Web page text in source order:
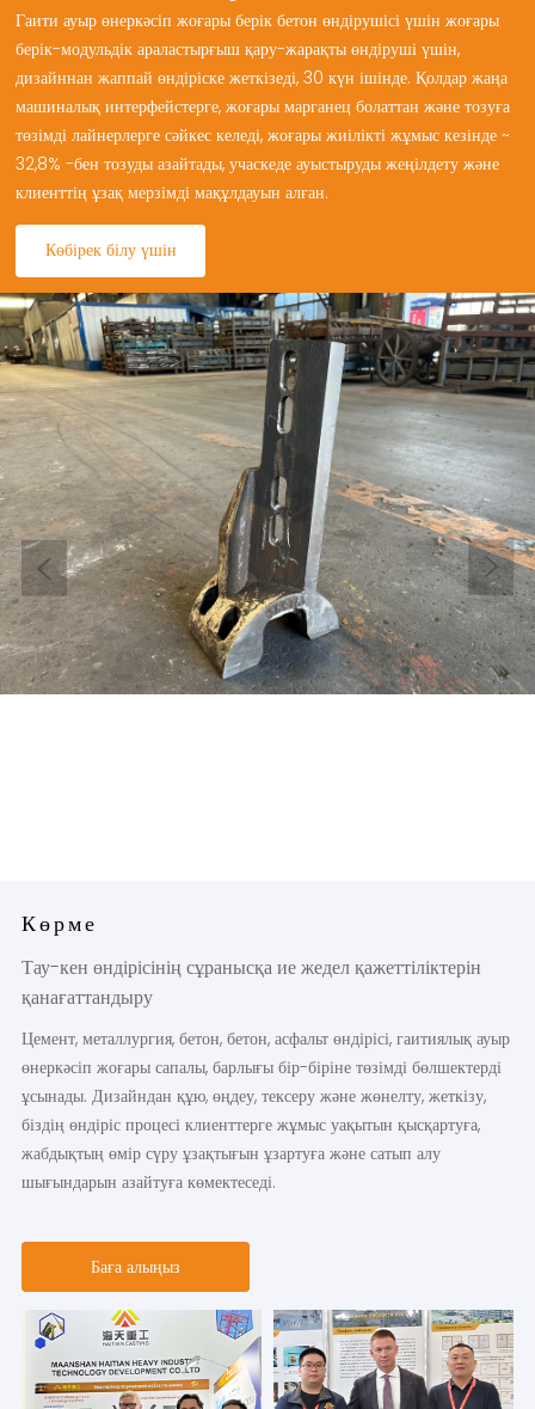
Гаити ауыр өнеркәсіп жоғары берік бетон өндірушісі үшін жоғары
берік-модульдік араластырғыш қару-жарақты өндіруші үшін,
дизайннан жаппай өндіріске жеткізеді, 30 күн ішінде. Қолдар жаңа
машиналық интерфейстерге, жоғары марганец болаттан және тозуға
төзімді лайнерлерге сәйкес келеді, жоғары жиілікті жұмыс кезінде ~
32,8% -бен тозуды азайтады, учаскеде ауыстыруды жеңілдету және
клиенттің ұзақ мерзімді мақұлдауын алған.
Көбірек білу үшін
Көрме
Тау-кен өндірісінің сұранысқа ие жедел қажеттіліктерін
қанағаттандыру
Цемент, металлургия, бетон, бетон, асфальт өндірісі, гаитиялық ауыр
өнеркәсіп жоғары сапалы, барлығы бір-біріне төзімді бөлшектерді
ұсынады. Дизайндан құю, өңдеу, тексеру және жөнелту, жеткізу,
біздің өндіріс процесі клиенттерге жұмыс уақытын қысқартуға,
жабдықтың өмір сүру ұзақтығын ұзартуға және сатып алу
шығындарын азайтуға көмектеседі.
Баға алыңыз